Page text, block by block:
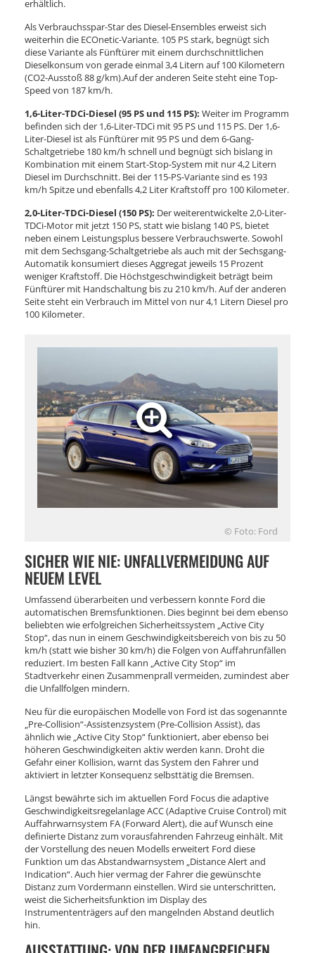
erhältlich.
Als Verbrauchsspar-Star des Diesel-Ensembles erweist sich
weiterhin die ECOnetic-Variante. 105 PS stark, begnügt sich
diese Variante als Fünftürer mit einem durchschnittlichen
Dieselkonsum von gerade einmal 3,4 Litern auf 100 Kilometern
(CO2-Ausstoß 88 g/km).Auf der anderen Seite steht eine Top-
Speed von 187 km/h.
1,6-Liter-TDCi-Diesel (95 PS und 115 PS): Weiter im Programm
befinden sich der 1,6-Liter-TDCi mit 95 PS und 115 PS. Der 1,6-
Liter-Diesel ist als Fünftürer mit 95 PS und dem 6-Gang-
Schaltgetriebe 180 km/h schnell und begnügt sich bislang in
Kombination mit einem Start-Stop-System mit nur 4,2 Litern
Diesel im Durchschnitt. Bei der 115-PS-Variante sind es 193
km/h Spitze und ebenfalls 4,2 Liter Kraftstoff pro 100 Kilometer.
2,0-Liter-TDCi-Diesel (150 PS): Der weiterentwickelte 2,0-Liter-
TDCi-Motor mit jetzt 150 PS, statt wie bislang 140 PS, bietet
neben einem Leistungsplus bessere Verbrauchswerte. Sowohl
mit dem Sechsgang-Schaltgetriebe als auch mit der Sechsgang-
Automatik konsumiert dieses Aggregat jeweils 15 Prozent
weniger Kraftstoff. Die Höchstgeschwindigkeit beträgt beim
Fünftürer mit Handschaltung bis zu 210 km/h. Auf der anderen
Seite steht ein Verbrauch im Mittel von nur 4,1 Litern Diesel pro
100 Kilometer.
© Foto: Ford
SICHER WIE NIE: UNFALLVERMEIDUNG AUF
NEUEM LEVEL
Umfassend überarbeiten und verbessern konnte Ford die
automatischen Bremsfunktionen. Dies beginnt bei dem ebenso
beliebten wie erfolgreichen Sicherheitssystem „Active City
Stop“, das nun in einem Geschwindigkeitsbereich von bis zu 50
km/h (statt wie bisher 30 km/h) die Folgen von Auffahrunfällen
reduziert. Im besten Fall kann „Active City Stop“ im
Stadtverkehr einen Zusammenprall vermeiden, zumindest aber
die Unfallfolgen mindern.
Neu für die europäischen Modelle von Ford ist das sogenannte
„Pre-Collision“-Assistenzsystem (Pre-Collision Assist), das
ähnlich wie „Active City Stop“ funktioniert, aber ebenso bei
höheren Geschwindigkeiten aktiv werden kann. Droht die
Gefahr einer Kollision, warnt das System den Fahrer und
aktiviert in letzter Konsequenz selbsttätig die Bremsen.
Längst bewährte sich im aktuellen Ford Focus die adaptive
Geschwindigkeitsregelanlage ACC (Adaptive Cruise Control) mit
Auffahrwarnsystem FA (Forward Alert), die auf Wunsch eine
definierte Distanz zum vorausfahrenden Fahrzeug einhält. Mit
der Vorstellung des neuen Modells erweitert Ford diese
Funktion um das Abstandwarnsystem „Distance Alert and
Indication“. Auch hier vermag der Fahrer die gewünschte
Distanz zum Vordermann einstellen. Wird sie unterschritten,
weist die Sicherheitsfunktion im Display des
Instrumententrägers auf den mangelnden Abstand deutlich
hin.